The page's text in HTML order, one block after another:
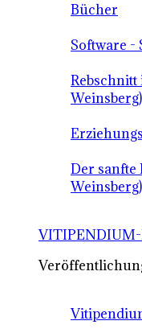
Bücher
Software -
Weinsberg)
Der sanfte
Weinsberg)
VITIPENDIUM-